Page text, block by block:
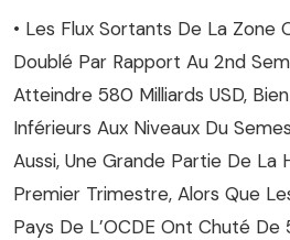
• Les Flux Sortants De La Zone
Doublé Par Rapport Au 2nd
Atteindre 580 Milliards USD,
Inférieurs Aux Niveaux Du
Aussi, Une Grande Partie De La
Premier Trimestre, Alors Que
Pays De L’OCDE Ont Chuté